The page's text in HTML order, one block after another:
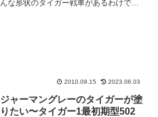
んな形状のタイガー戦車があるわけです
2010.09.15 2023.06.03
ジャーマングレーのタイガーが塗
りたい〜タイガー1最初期型502